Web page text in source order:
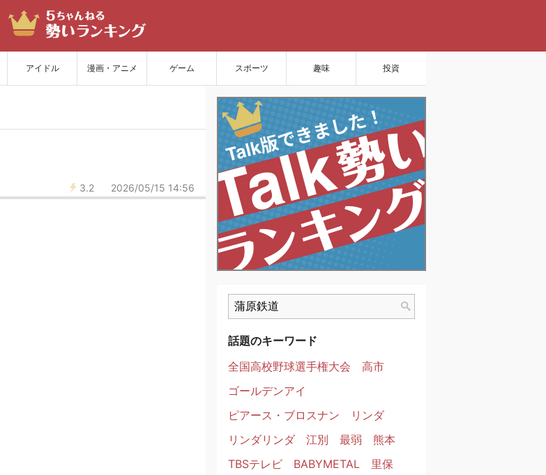
アイドル 漫画・アニメ ゲーム スポーツ 趣味 投資
3.2 2026/05/15 14:56
話題のキーワード
全国高校野球選手権大会
高市
ゴールデンアイ
ピアース・ブロスナン
リンダ
リンダリンダ
江別 最弱
熊本
TBSテレビ
BABYMETAL
里保